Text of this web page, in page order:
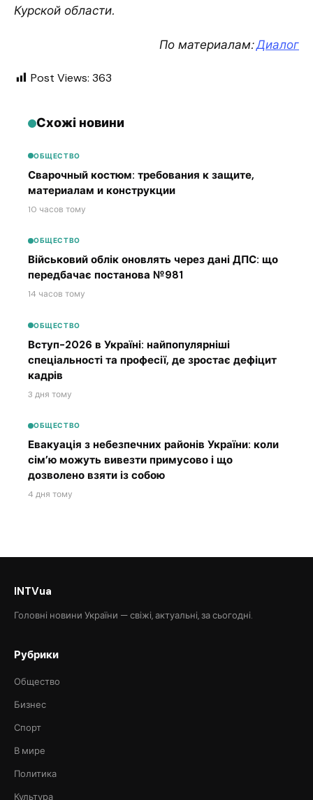
Курской области.
По материалам:Диалог
Post Views: 363
Схожі новини
ОБЩЕСТВО
Сварочный костюм: требования к защите,
материалам и конструкции
10 часов тому
ОБЩЕСТВО
Військовий облік оновлять через дані ДПС: що
передбачає постанова №981
14 часов тому
ОБЩЕСТВО
Вступ-2026 в Україні: найпопулярніші
спеціальності та професії, де зростає дефіцит
кадрів
3 дня тому
ОБЩЕСТВО
Евакуація з небезпечних районів України: коли
сім’ю можуть вивезти примусово і що
дозволено взяти із собою
4 дня тому
INTVua
Головні новини України — свіжі, актуальні, за сьогодні.
Рубрики
Общество
Бизнес
Спорт
В мире
Политика
Культура